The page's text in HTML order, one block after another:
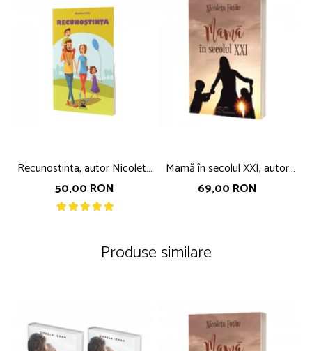
Recunostinta, autor Nicoleta
Fotau
50,00 RON
Mamă în secolul XXI, autor
Nicoleta Fotău
69,00 RON
Produse similare